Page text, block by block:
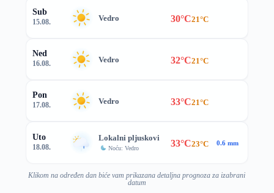
Sub
15.08. Vedro 30°C21°C
Ned
16.08. Vedro 32°C21°C
Pon
17.08. Vedro 33°C21°C
Uto
18.08.
Lokalni pljuskovi
Noću: Vedro 33°C23°C 0.6 mm
Klikom na određen dan biće vam prikazana detaljna prognoza za izabrani
datum